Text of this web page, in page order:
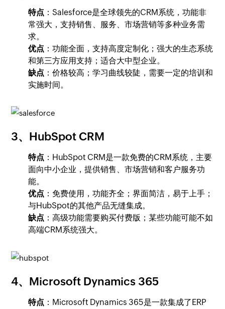
特点 ：Salesforce是全球领先的CRM系统，功能非
常强大，支持销售、服务、市场营销等多种业务需
求。
优点 ：功能全面，支持高度定制化；强大的生态系统
和第三方应用支持；适合大中型企业。
缺点 ：价格较高；学习曲线较陡，需要一定的培训和
实施时间。
3、HubSpot CRM
特点 ：HubSpot CRM是一款免费的CRM系统，主要
面向中小企业，提供销售、市场营销和客户服务功
能。
优点 ：免费使用，功能齐全；界面简洁，易于上手；
与HubSpot的其他产品无缝集成。
缺点 ：高级功能需要购买付费版；某些功能可能不如
高端CRM系统强大。
4、Microsoft Dynamics 365
特点 ：Microsoft Dynamics 365是一款集成了ERP